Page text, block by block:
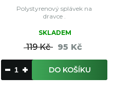
Polystyrenový splávek na
dravce .
SKLADEM
119 Kč 95 Kč
DO KOŠÍKU